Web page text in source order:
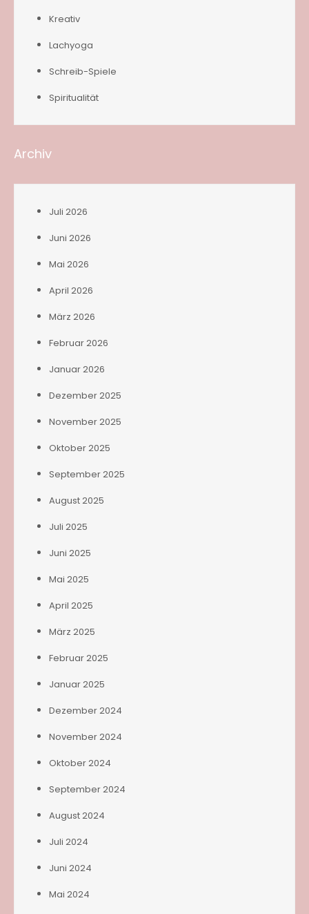
Kreativ
Lachyoga
Schreib-Spiele
Spiritualität
Archiv
Juli 2026
Juni 2026
Mai 2026
April 2026
März 2026
Februar 2026
Januar 2026
Dezember 2025
November 2025
Oktober 2025
September 2025
August 2025
Juli 2025
Juni 2025
Mai 2025
April 2025
März 2025
Februar 2025
Januar 2025
Dezember 2024
November 2024
Oktober 2024
September 2024
August 2024
Juli 2024
Juni 2024
Mai 2024